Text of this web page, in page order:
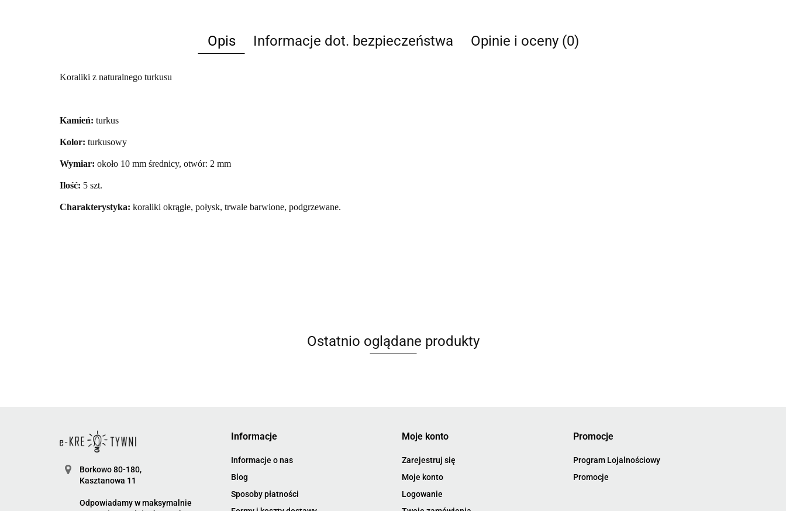
Opis Informacje dot. bezpieczeństwa Opinie i oceny (0)
Koraliki z naturalnego turkusu
Kamień: turkus
Kolor: turkusowy
Wymiar: około 10 mm średnicy, otwór: 2 mm
Ilość: 5 szt.
Charakterystyka: koraliki okrągłe, połysk, trwale barwione, podgrzewane.
Ostatnio oglądane produkty
Borkowo 80-180,
Kasztanowa 11
Odpowiadamy w maksymalnie
Informacje
Informacje o nas
Blog
Sposoby płatności
Moje konto
Zarejestruj się
Moje konto
Logowanie
Promocje
Program Lojalnościowy
Promocje